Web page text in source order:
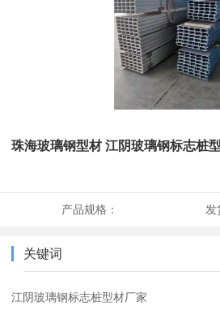
珠海玻璃钢型材 江阴玻璃钢标志桩
产品规格： 发
关键词
江阴玻璃钢标志桩型材厂家